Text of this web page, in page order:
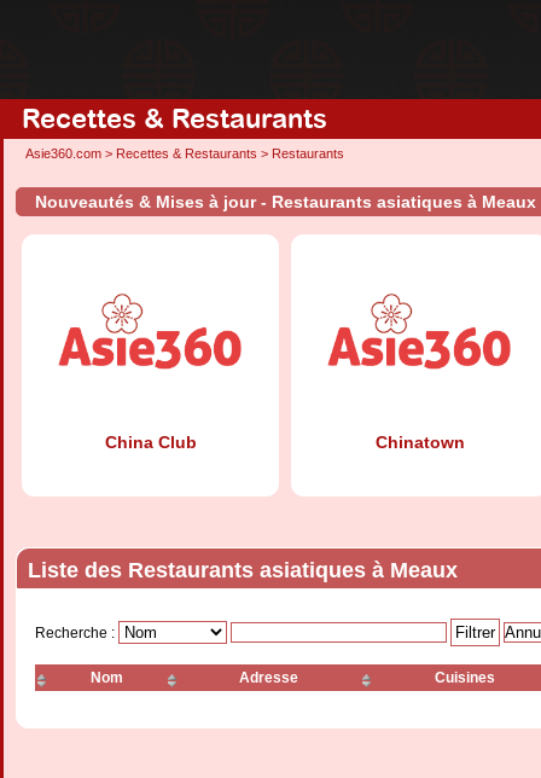
Recettes & Restaurants
Asie360.com > Recettes & Restaurants > Restaurants
Nouveautés & Mises à jour - Restaurants asiatiques à Meaux
China Club Chinatown
Juannet-Zhou Li La Tour d'Asie
Liste des Restaurants asiatiques à Meaux
Recherche :
Nom Adresse Cuisines